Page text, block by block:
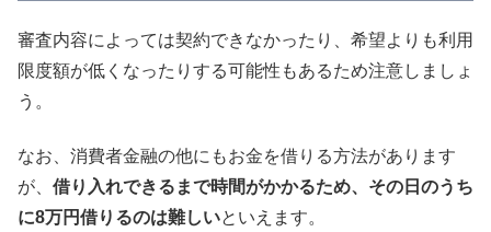
審査内容によっては契約できなかったり、希望よりも利用
限度額が低くなったりする可能性もあるため注意しましょ
う。
なお、消費者金融の他にもお金を借りる方法があります
が、 借り入れできるまで時間がかかるため、その日のうち
に8万円借りるのは難しいといえます。